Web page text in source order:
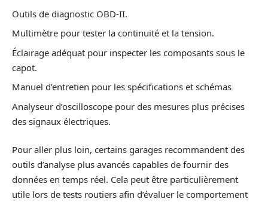
Outils de diagnostic OBD-II.
Multimètre pour tester la continuité et la tension.
Éclairage adéquat pour inspecter les composants sous le
capot.
Manuel d’entretien pour les spécifications et schémas
Analyseur d’oscilloscope pour des mesures plus précises
des signaux électriques.
Pour aller plus loin, certains garages recommandent des
outils d’analyse plus avancés capables de fournir des
données en temps réel. Cela peut être particulièrement
utile lors de tests routiers afin d’évaluer le comportement